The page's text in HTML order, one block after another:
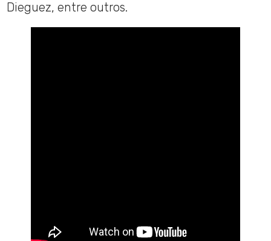
Dieguez, entre outros.